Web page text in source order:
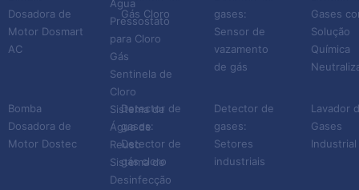
Água
Pressostato
para Cloro
Gás
Sentinela de
Cloro
Sistema de
Água de
Reuso
Sistema de
Desinfecção
Dosadora de
Motor Dosmart
AC
Bomba
Dosadora de
Motor Dostec
Gás Cloro
Detector de
gases:
Detector de
gás cloro
gases:
Sensor de
vazamento
de gás
Detector de
gases:
Setores
industriais
Gases
Solução
Química
Lavador
Gases
Industrial